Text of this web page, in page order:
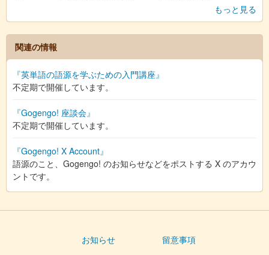
もっと見る
関連の情報
『英単語の語源を学ぶための入門講座』
不定期で開催しています。
『Gogengo! 座談会』
不定期で開催しています。
『Gogengo! X Account』
語源のこと、Gogengo! のお知らせなどをポストする X のアカウ
ントです。
お知らせ 留意事項